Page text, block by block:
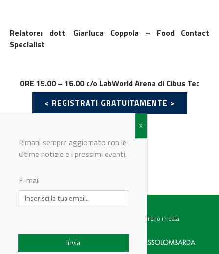
Relatore: dott. Gianluca Coppola – Food Contact
Specialist
ORE 15.00 – 16.00 c/o LabWorld Arena di Cibus Tec
< REGISTRATI GRATUITAMENTE >
© Riproduzione riservata
Testata giornalistica registrata presso il Tribunale di Milano in data
Rimani sempre aggiornato con le
ultime notizie e i prossimi eventi.
E-mail